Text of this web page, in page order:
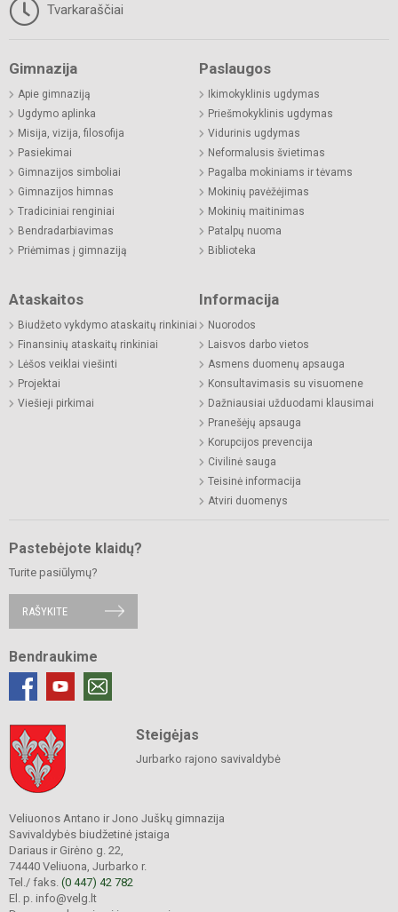
Tvarkaraščiai
Gimnazija
Apie gimnaziją
Ugdymo aplinka
Misija, vizija, filosofija
Pasiekimai
Gimnazijos simboliai
Gimnazijos himnas
Tradiciniai renginiai
Bendradarbiavimas
Priėmimas į gimnaziją
Paslaugos
Ikimokyklinis ugdymas
Priešmokyklinis ugdymas
Vidurinis ugdymas
Neformalusis švietimas
Pagalba mokiniams ir tėvams
Mokinių pavėžėjimas
Mokinių maitinimas
Patalpų nuoma
Biblioteka
Ataskaitos
Biudžeto vykdymo ataskaitų rinkiniai
Finansinių ataskaitų rinkiniai
Lėšos veiklai viešinti
Projektai
Viešieji pirkimai
Informacija
Nuorodos
Laisvos darbo vietos
Asmens duomenų apsauga
Konsultavimasis su visuomene
Dažniausiai užduodami klausimai
Pranešėjų apsauga
Korupcijos prevencija
Civilinė sauga
Teisinė informacija
Atviri duomenys
Pastebėjote klaidų?
Turite pasiūlymų?
RAŠYKITE
Bendraukime
Steigėjas
Jurbarko rajono savivaldybė
Veliuonos Antano ir Jono Juškų gimnazija
Savivaldybės biudžetinė įstaiga
Dariaus ir Girėno g. 22,
74440 Veliuona, Jurbarko r.
Tel./ faks. (0 447) 42 782
El. p. info@velg.lt